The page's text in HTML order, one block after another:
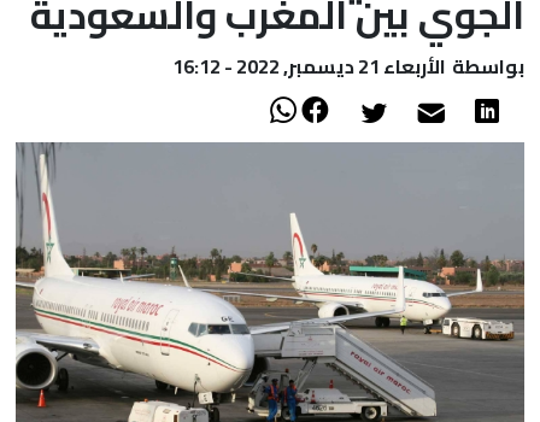
الجوي بين المغرب والسعودية
بواسطة الأربعاء 21 ديسمبر, 2022 - 16:12